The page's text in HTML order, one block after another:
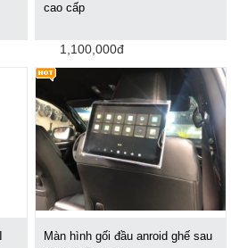
cao cấp
1,100,000đ
Màn hình gối đầu anroid ghế sau